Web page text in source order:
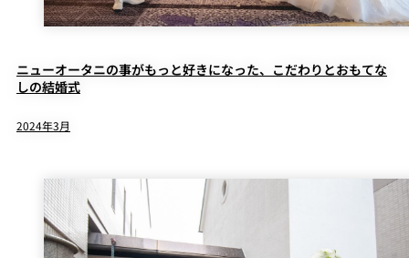
ニューオータニの事がもっと好きになった、こだわりとおもてな
しの結婚式
2024年3月